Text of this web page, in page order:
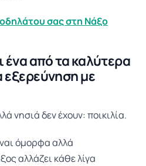
σας στη Νάξο
ένα από τα καλύτερα
εξερεύνηση με
νησιά δεν έχουν: ποικιλία.
όμορφα αλλά
αλλάζει κάθε λίγα